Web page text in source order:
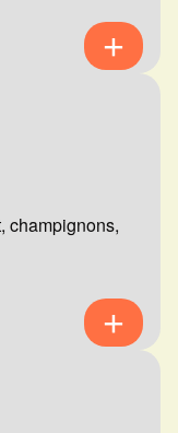
champignons,